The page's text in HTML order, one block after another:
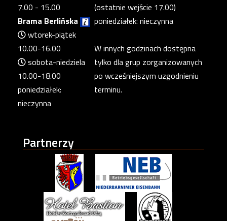
7.00 - 15.00
Brama Berlińska
wtorek-piątek
10.00-16.00
sobota-niedziela
10.00-18.00
poniedziałek:
nieczynna
(ostatnie wejście 17.00)
poniedziałek: nieczynna
W innych godzinach dostępna
tylko dla grup zorganizowanych
po wcześniejszym uzgodnieniu
terminu.
Partnerzy